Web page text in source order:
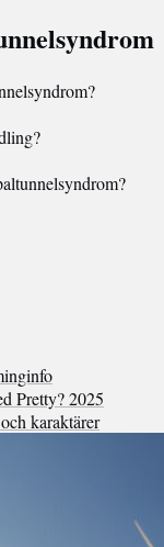
Pretty? 2025
karaktärer